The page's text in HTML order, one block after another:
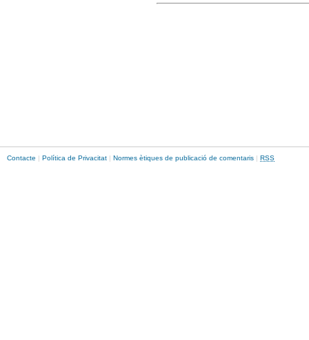
Contacte | Política de Privacitat | Normes ètiques de publicació de comentaris | RSS